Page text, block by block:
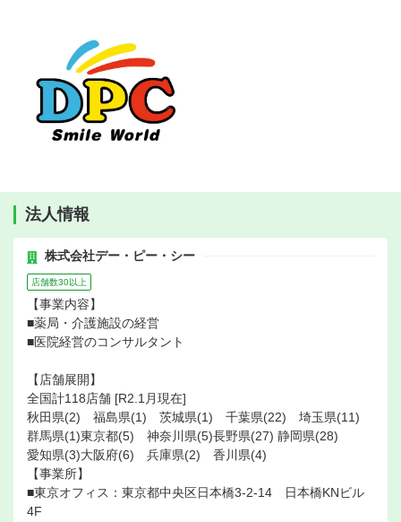
法人情報
株式会社デー・ピー・シー
店舗数30以上
【事業内容】
■薬局・介護施設の経営
■医院経営のコンサルタント
【店舗展開】
全国計118店舗 [R2.1月現在]
秋田県(2) 福島県(1) 茨城県(1) 千葉県(22) 埼玉県(11)
群馬県(1)東京都(5) 神奈川県(5)長野県(27) 静岡県(28)
愛知県(3)大阪府(6) 兵庫県(2) 香川県(4)
【事業所】
■東京オフィス：東京都中央区日本橋3-2-14 日本橋KNビル
4F